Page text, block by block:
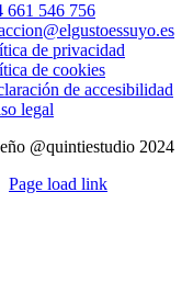
661 546 756
de privacidad
de cookies
de accesibilidad
legal
@quintiestudio 2024
Page load link